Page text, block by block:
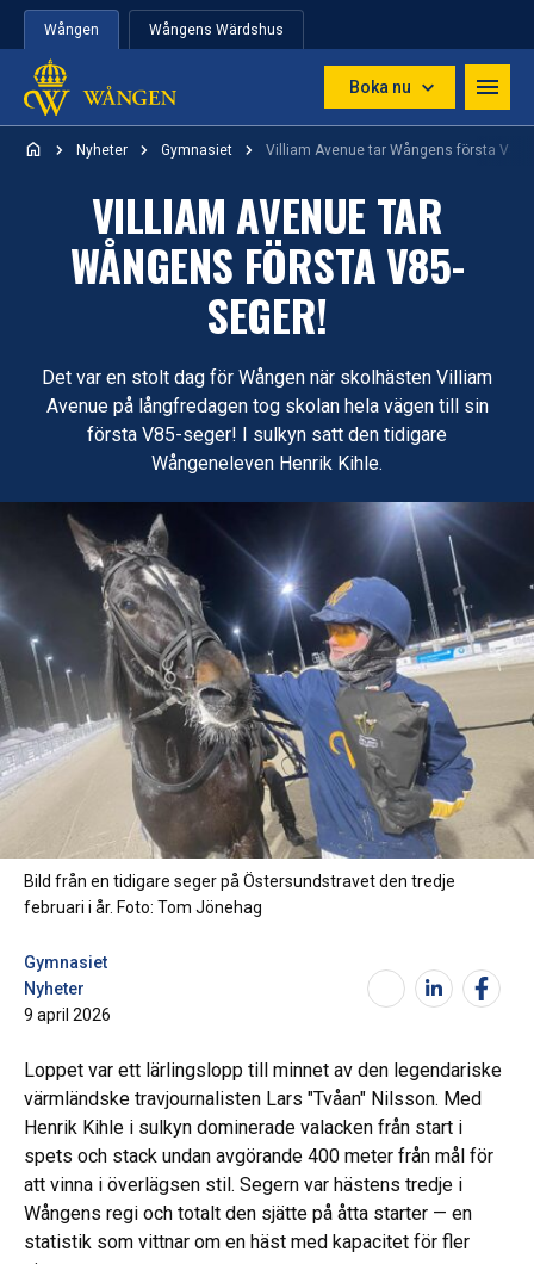
Hoppa till innehåll
Wången Wångens Wärdshus
Boka nu
Nyheter Gymnasiet Villiam Avenue tar Wångens första V85-
VILLIAM AVENUE TAR
WÅNGENS FÖRSTA V85-
SEGER!
Det var en stolt dag för Wången när skolhästen Villiam
Avenue på långfredagen tog skolan hela vägen till sin
första V85-seger! I sulkyn satt den tidigare
Wångeneleven Henrik Kihle.
Bild från en tidigare seger på Östersundstravet den tredje
februari i år. Foto: Tom Jönehag
Gymnasiet
Nyheter
9 april 2026
Loppet var ett lärlingslopp till minnet av den legendariske
värmländske travjournalisten Lars "Tvåan" Nilsson. Med
Henrik Kihle i sulkyn dominerade valacken från start i
spets och stack undan avgörande 400 meter från mål för
att vinna i överlägsen stil. Segern var hästens tredje i
Wångens regi och totalt den sjätte på åtta starter — en
statistik som vittnar om en häst med kapacitet för fler